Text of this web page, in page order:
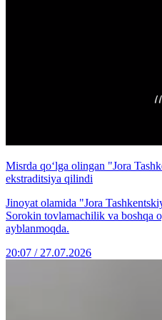
Misrda qo‘lga olingan "Jora
ekstraditsiya qilindi
Jinoyat olamida "Jora
Sorokin tovlamachilik va boshqa
ayblanmoqda.
20:07 / 27.07.2026